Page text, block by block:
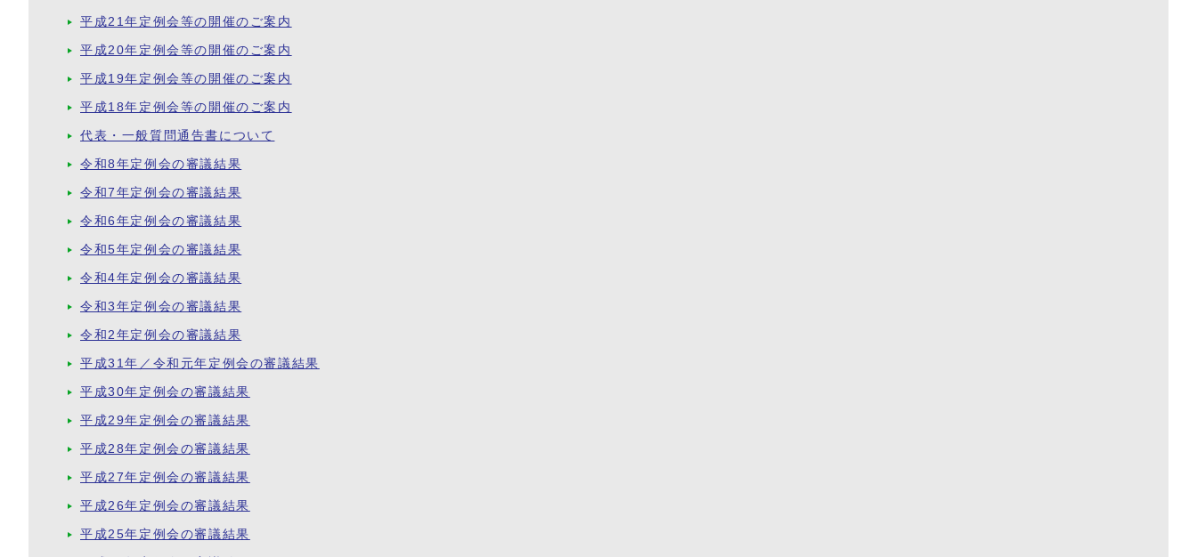
平成21年定例会等の開催のご案内
平成20年定例会等の開催のご案内
平成19年定例会等の開催のご案内
平成18年定例会等の開催のご案内
代表・一般質問通告書について
令和8年定例会の審議結果
令和7年定例会の審議結果
令和6年定例会の審議結果
令和5年定例会の審議結果
令和4年定例会の審議結果
令和3年定例会の審議結果
令和2年定例会の審議結果
平成31年／令和元年定例会の審議結果
平成30年定例会の審議結果
平成29年定例会の審議結果
平成28年定例会の審議結果
平成27年定例会の審議結果
平成26年定例会の審議結果
平成25年定例会の審議結果